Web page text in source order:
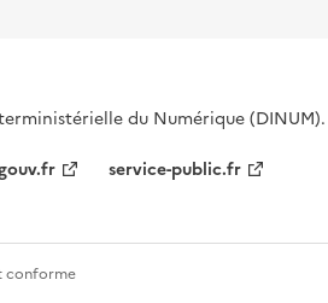
du Numérique (DINUM).
service-public.fr
conforme